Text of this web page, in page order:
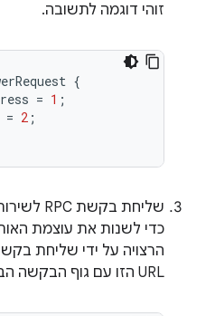
זוהי דוגמה לתשובה.
{
= 1 ;
= 2 ;
שליחת בקשת RPC לשירות
הרצויה על ידי שליחת
URL הזו עם גוף הבקשה הבא.